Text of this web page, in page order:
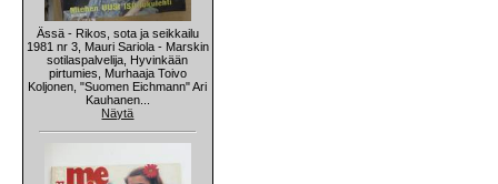
Ässä - Rikos, sota ja seikkailu
1981 nr 3, Mauri Sariola - Marskin
sotilaspalvelija, Hyvinkään
pirtumies, Murhaaja Toivo
Koljonen, "Suomen Eichmann" Ari
Kauhanen...
Näytä